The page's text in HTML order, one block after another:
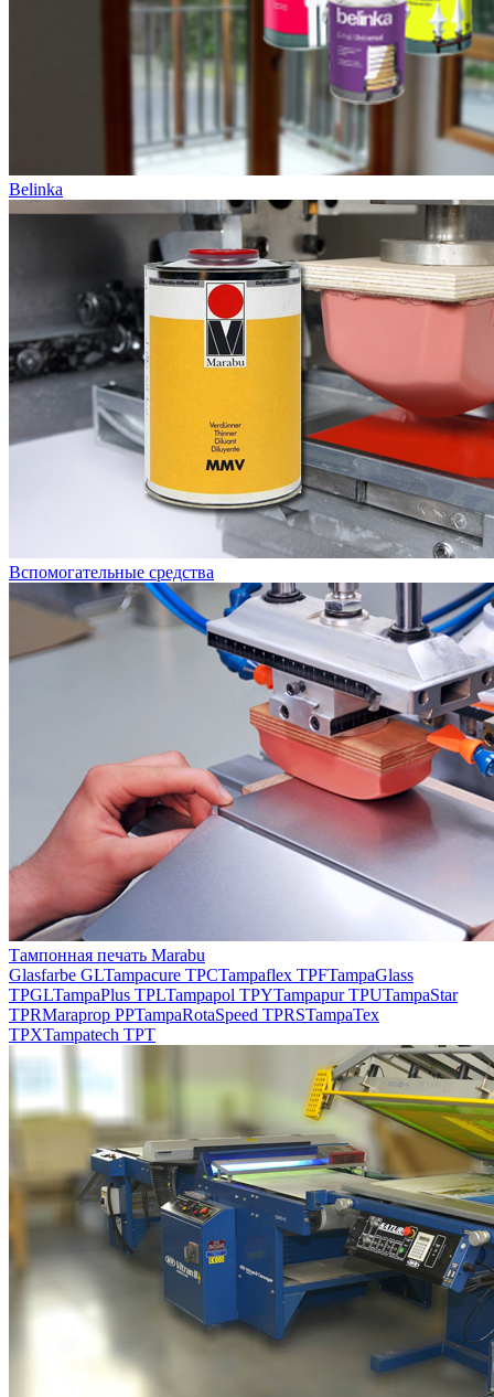
Belinka
Вспомогательные средства
Тампонная печать Marabu
Glasfarbe GLTampacure TPCTampaflex TPFTampaGlass
TPGLTampaPlus TPLTampapol TPYTampapur TPUTampaStar
TPRMaraprop PPTampaRotaSpeed TPRSTampaTex
TPXTampatech TPT